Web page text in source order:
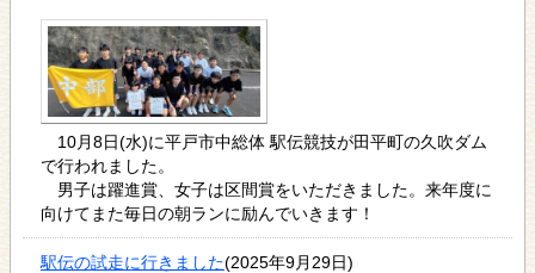
10月8日(水)に平戸市中総体 駅伝競技が田平町の久吹ダム
で行われました。
男子は躍進賞、女子は区間賞をいただきました。来年度に
向けてまた毎日の朝ランに励んでいきます！
駅伝の試走に行きました(2025年9月29日)